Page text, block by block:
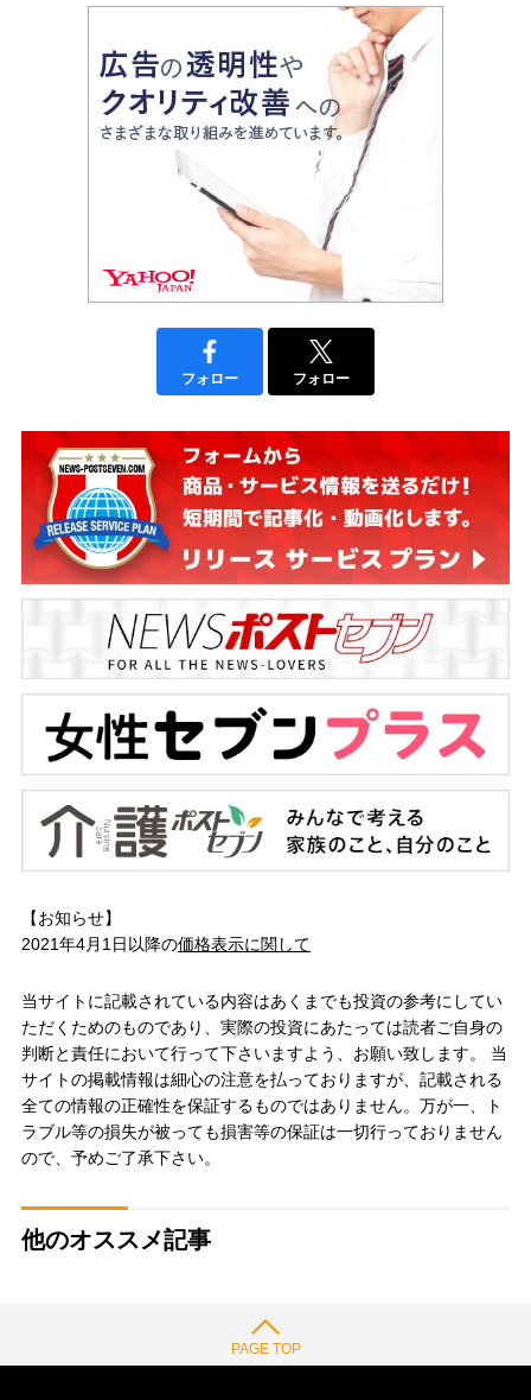
フォロー フォロー
【お知らせ】
2021年4月1日以降の価格表示に関して
当サイトに記載されている内容はあくまでも投資の参考にしてい
ただくためのものであり、実際の投資にあたっては読者ご自身の
判断と責任において行って下さいますよう、お願い致します。 当
サイトの掲載情報は細心の注意を払っておりますが、記載される
全ての情報の正確性を保証するものではありません。万が一、ト
ラブル等の損失が被っても損害等の保証は一切行っておりません
ので、予めご了承下さい。
他のオススメ記事
PAGE TOP